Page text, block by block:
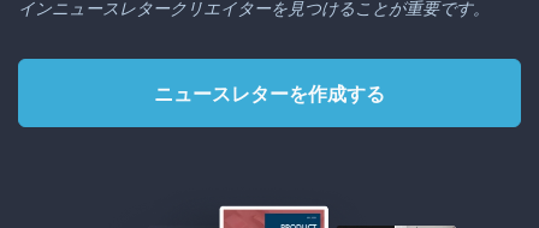
インニュースレタークリエイターを見つけることが重要です。
ニュースレターを作成する